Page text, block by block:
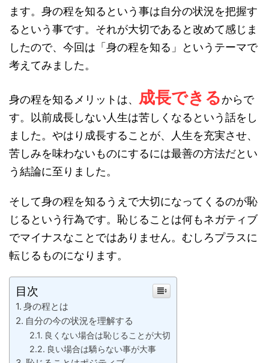
ます。身の程を知るという事は自分の状況を把握す
るという事です。それが大切であると改めて感じま
したので、今回は「身の程を知る」というテーマで
考えてみました。
身の程を知るメリットは、 成長できるからで
す。以前成長しない人生は苦しくなるという話をし
ました。やはり成長することが、人生を充実させ、
苦しみを味わないものにするには最善の方法だとい
う結論に至りました。
そして身の程を知るうえで大切になってくるのが恥
じるという行為です。恥じることは何もネガティブ
でマイナスなことではありません。むしろプラスに
転じるものになります。
目次
身の程とは
自分の今の状況を理解する
良くない場合は恥じることが大切
良い場合は驕らない事が大事